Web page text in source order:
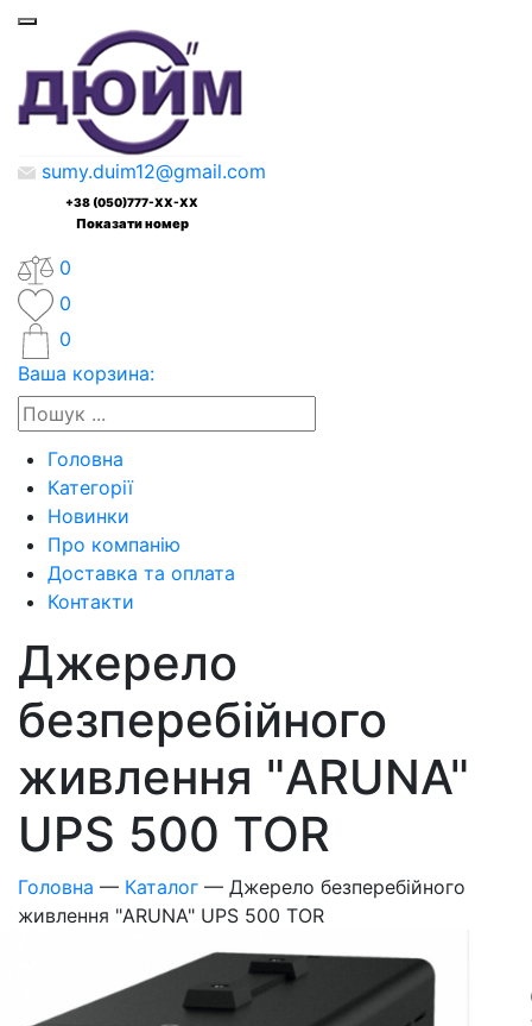
sumy.duim12@gmail.com
+38 (050)777-XX-XX
Показати номер
0
0
0
Ваша корзина:
Головна
Категорії
Новинки
Про компанію
Доставка та оплата
Контакти
Джерело
безперебійного
живлення "ARUNA"
UPS 500 TOR
Головна — Каталог — Джерело безперебійного
живлення "ARUNA" UPS 500 TOR